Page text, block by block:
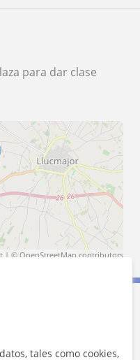
para dar clase
| © OpenStreetMap contributors
tales como cookies,